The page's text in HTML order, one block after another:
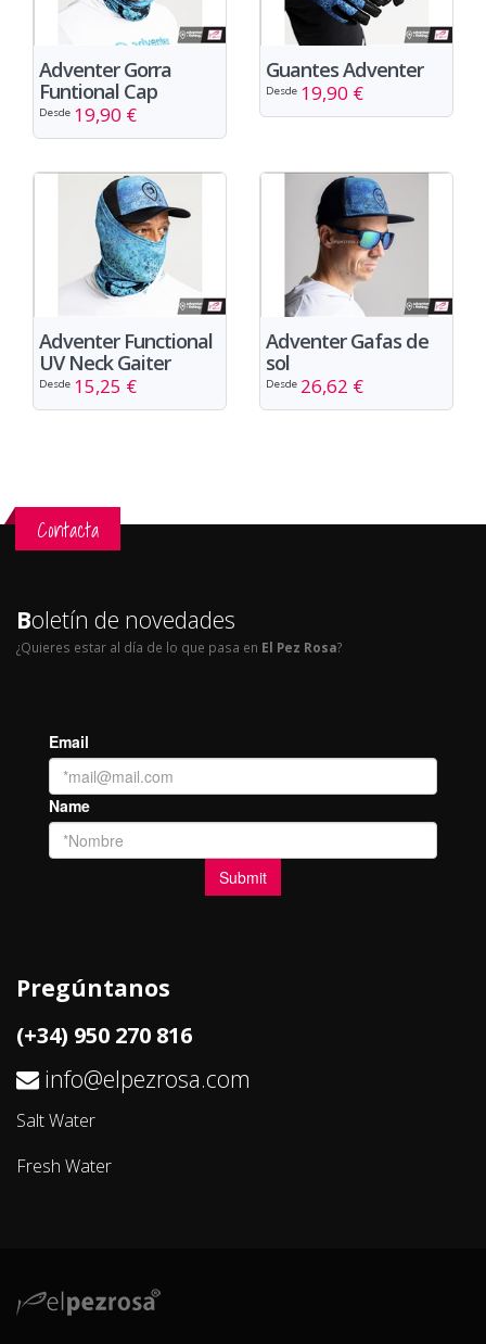
Adventer Gorra
Funtional Cap
Desde 19,90 €
Guantes Adventer
Desde 19,90 €
Adventer Functional
UV Neck Gaiter
Desde 15,25 €
Adventer Gafas de
sol
Desde 26,62 €
Contacta
Boletín de novedades
¿Quieres estar al día de lo que pasa en El Pez Rosa?
Pregúntanos
(+34) 950 270 816
info@elpezrosa.com
Salt Water
Fresh Water